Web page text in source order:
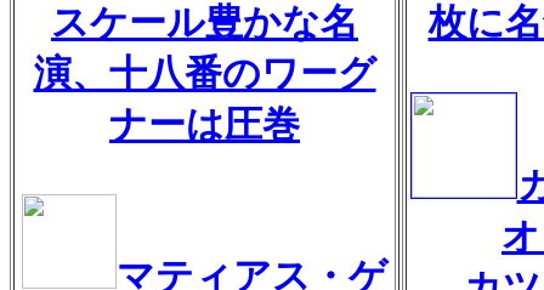
スケール豊かな名
演、十八番のワーグ
ナーは圧巻
マティアス・ゲ
枚に